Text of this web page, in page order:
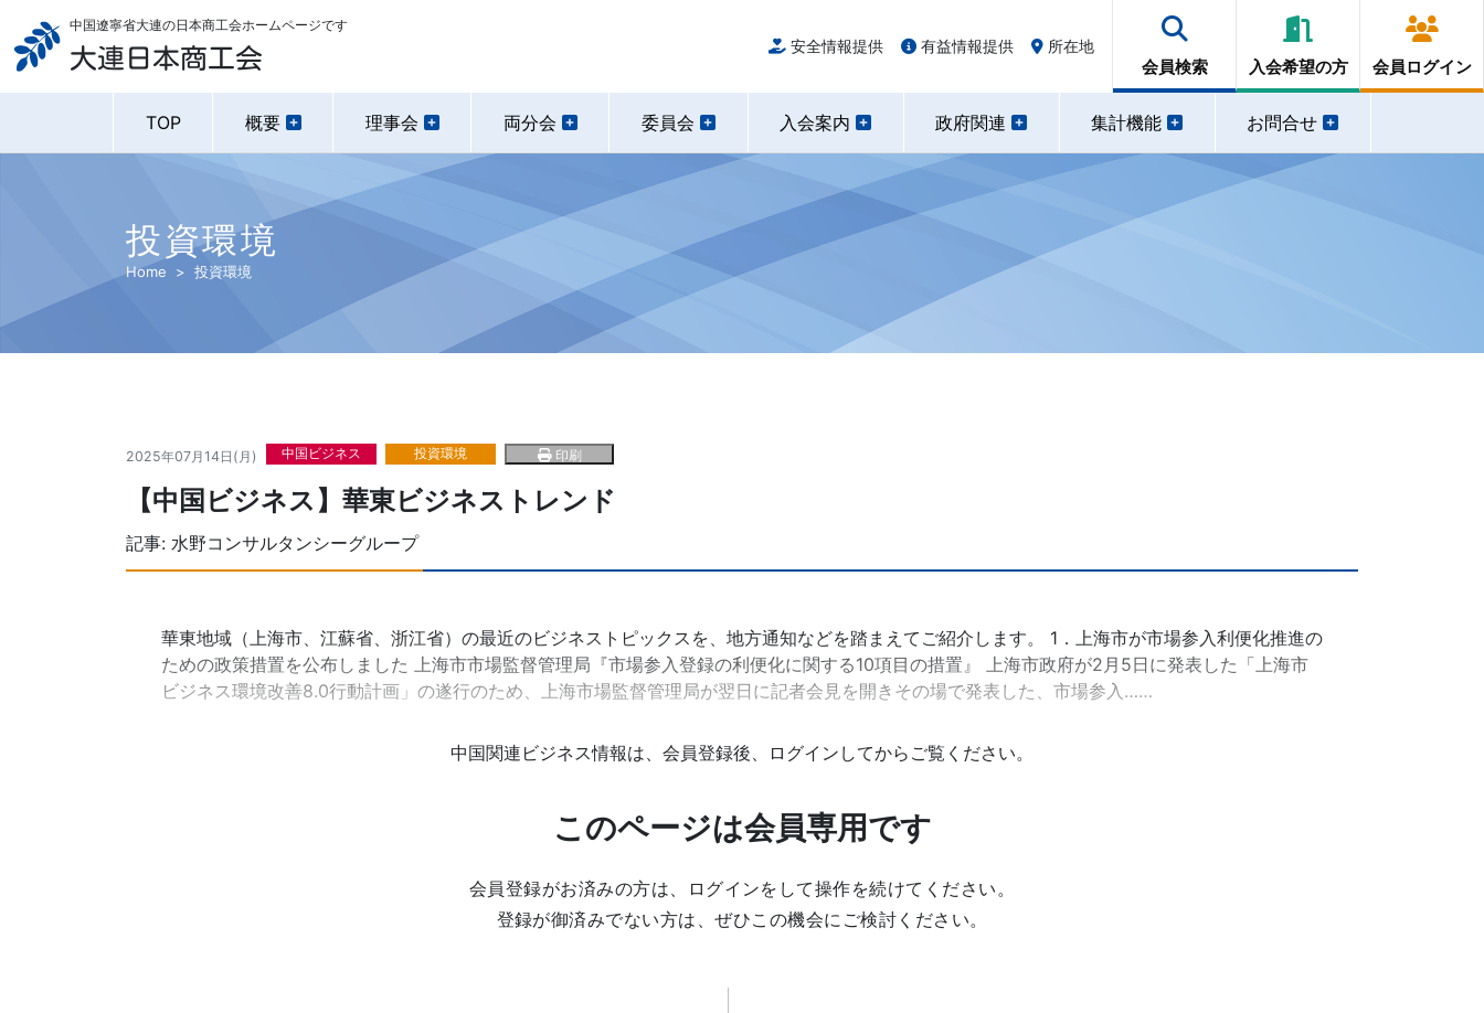
大連日本商工会
中国遼寧省大連の日本商工会ホームページです
安全情報提供 有益情報提供 所在地
会員検索 入会希望の方 会員ログイン
TOP 概要 理事会 両分会 委員会 入会案内 政府関連 集計機能 お問合せ
投資環境
Home 投資環境
2025年07月14日(月) 中国ビジネス 投資環境 印刷
【中国ビジネス】華東ビジネストレンド
記事: 水野コンサルタンシーグループ
華東地域（上海市、江蘇省、浙江省）の最近のビジネストピックスを、地方通知などを踏まえてご紹介します。 1．上海市が市場参入利便化推進の
ための政策措置を公布しました 上海市市場監督管理局『市場参入登録の利便化に関する10項目の措置』 上海市政府が2月5日に発表した「上海市
ビジネス環境改善8.0行動計画」の遂行のため、上海市場監督管理局が翌日に記者会見を開きその場で発表した、市場参入……
中国関連ビジネス情報は、会員登録後、ログインしてからご覧ください。
このページは会員専用です
会員登録がお済みの方は、ログインをして操作を続けてください。
登録が御済みでない方は、ぜひこの機会にご検討ください。